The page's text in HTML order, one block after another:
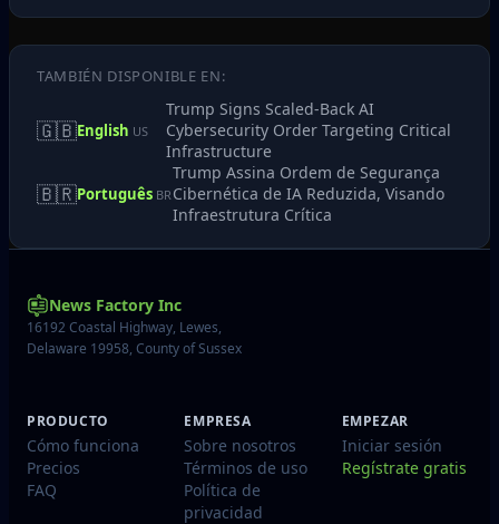
TAMBIÉN DISPONIBLE EN:
🇬🇧English US
Trump Signs Scaled‑Back AI
Cybersecurity Order Targeting Critical
Infrastructure
🇧🇷Português BR
Trump Assina Ordem de Segurança
Cibernética de IA Reduzida, Visando
Infraestrutura Crítica
News Factory Inc
16192 Coastal Highway, Lewes,
Delaware 19958, County of Sussex
PRODUCTO
Cómo funciona
Precios
FAQ
EMPRESA
Sobre nosotros
Términos de uso
Política de
privacidad
EMPEZAR
Iniciar sesión
Regístrate gratis